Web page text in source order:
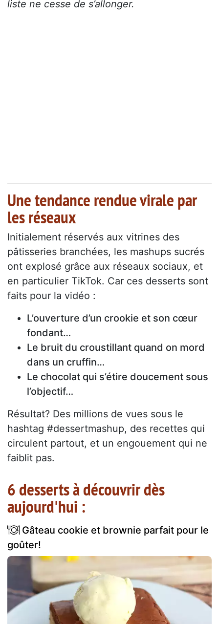
liste ne cesse de s’allonger.
Une tendance rendue virale par
les réseaux
Initialement réservés aux vitrines des
pâtisseries branchées, les mashups sucrés
ont explosé grâce aux réseaux sociaux, et
en particulier TikTok. Car ces desserts sont
faits pour la vidéo :
L’ouverture d’un crookie et son cœur
fondant…
Le bruit du croustillant quand on mord
dans un cruffin…
Le chocolat qui s’étire doucement sous
l’objectif…
Résultat? Des millions de vues sous le
hashtag #dessertmashup, des recettes qui
circulent partout, et un engouement qui ne
faiblit pas.
6 desserts à découvrir dès
aujourd'hui :
Gâteau cookie et brownie parfait pour le
goûter!